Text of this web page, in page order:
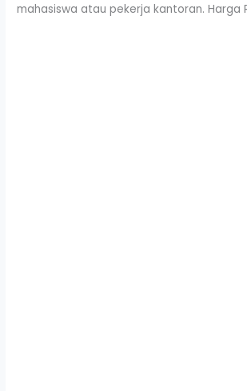
mahasiswa atau pekerja kantoran. Harga